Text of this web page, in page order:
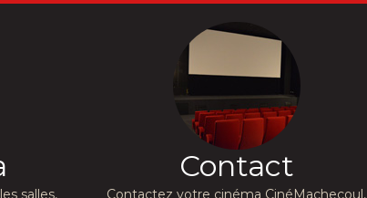
salles,
Contact
Contactez votre cinéma CinéMachecoul,